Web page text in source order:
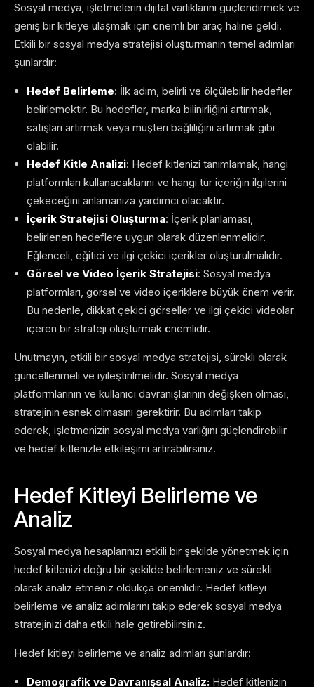
Sosyal medya, işletmelerin dijital varlıklarını güçlendirmek ve
geniş bir kitleye ulaşmak için önemli bir araç haline geldi.
Etkili bir sosyal medya stratejisi oluşturmanın temel adımları
şunlardır:
Hedef Belirleme: İlk adım, belirli ve ölçülebilir hedefler
belirlemektir. Bu hedefler, marka bilinirliğini artırmak,
satışları artırmak veya müşteri bağlılığını artırmak gibi
olabilir.
Hedef Kitle Analizi: Hedef kitlenizi tanımlamak, hangi
platformları kullanacaklarını ve hangi tür içeriğin ilgilerini
çekeceğini anlamanıza yardımcı olacaktır.
İçerik Stratejisi Oluşturma: İçerik planlaması,
belirlenen hedeflere uygun olarak düzenlenmelidir.
Eğlenceli, eğitici ve ilgi çekici içerikler oluşturulmalıdır.
Görsel ve Video İçerik Stratejisi: Sosyal medya
platformları, görsel ve video içeriklere büyük önem verir.
Bu nedenle, dikkat çekici görseller ve ilgi çekici videolar
içeren bir strateji oluşturmak önemlidir.
Unutmayın, etkili bir sosyal medya stratejisi, sürekli olarak
güncellenmeli ve iyileştirilmelidir. Sosyal medya
platformlarının ve kullanıcı davranışlarının değişken olması,
stratejinin esnek olmasını gerektirir. Bu adımları takip
ederek, işletmenizin sosyal medya varlığını güçlendirebilir
ve hedef kitlenizle etkileşimi artırabilirsiniz.
Hedef Kitleyi Belirleme ve
Analiz
Sosyal medya hesaplarınızı etkili bir şekilde yönetmek için
hedef kitlenizi doğru bir şekilde belirlemeniz ve sürekli
olarak analiz etmeniz oldukça önemlidir. Hedef kitleyi
belirleme ve analiz adımlarını takip ederek sosyal medya
stratejinizi daha etkili hale getirebilirsiniz.
Hedef kitleyi belirleme ve analiz adımları şunlardır:
Demografik ve Davranışsal Analiz: Hedef kitlenizin